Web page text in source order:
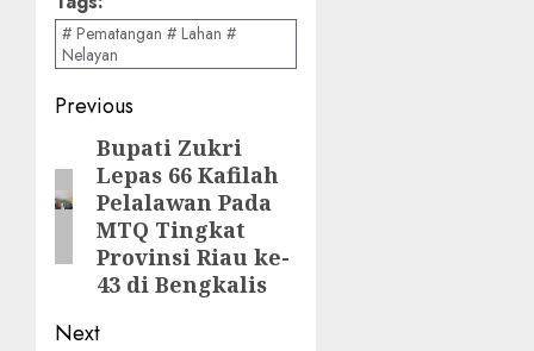
# Pematangan # Lahan #
Nelayan
Post
navigation
Previous
Previous
post:
Bupati Zukri
Lepas 66 Kafilah
Pelalawan Pada
MTQ Tingkat
Provinsi Riau ke-
43 di Bengkalis
Next